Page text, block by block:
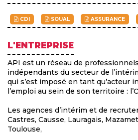
CDI SOUAL ASSURANCE
L'ENTREPRISE
API est un réseau de
indépendants du secteur de
qui s’est imposé en tant qu’acteur
l’emploi au sein de son territoire :
Les agences d’intérim et de
Castres, Causse, Lauragais,
Toulouse,